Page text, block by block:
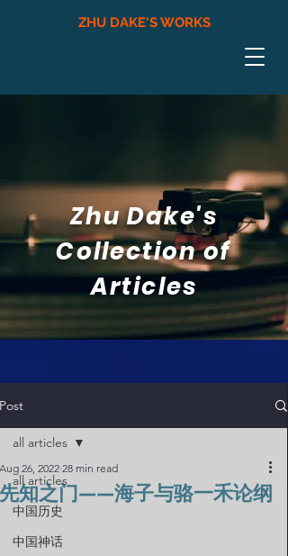
ZHU DAKE'S WORKS
Zhu Dake's
Collection of
Articles
Post
all articles
中国历史
中国神话
all articles
先知之门——海子与骆一禾论纲
Aug 26, 2022 28 min read